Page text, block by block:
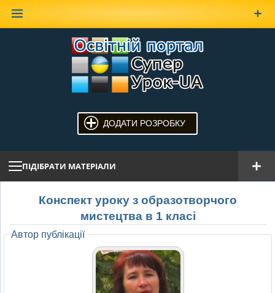
ДОДАТИ РОЗРОБКУ
ПІДІБРАТИ МАТЕРІАЛИ
Конспект уроку з образотворчого
мистецтва в 1 класі
Автор публікації